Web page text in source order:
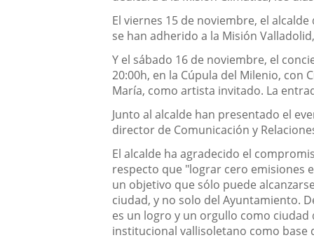
El viernes 15 de noviembre, el
se han adherido a la Misión
Y el sábado 16 de noviembre, el
20:00h, en la Cúpula del Milenio, con
María, como artista invitado. La
Junto al alcalde han presentado el
director de Comunicación y
El alcalde ha agradecido el
respecto que "lograr cero emisiones
un objetivo que sólo puede
ciudad, y no solo del Ayuntamiento.
es un logro y un orgullo como
institucional vallisoletano como base